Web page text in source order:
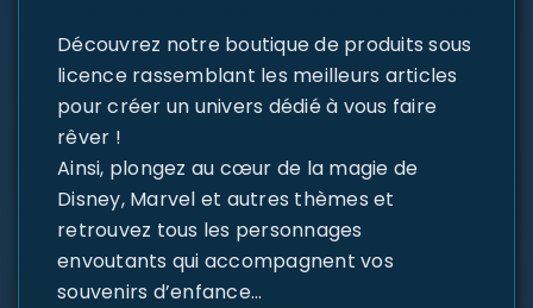
Découvrez notre boutique de produits sous
licence rassemblant les meilleurs articles
pour créer un univers dédié à vous faire
rêver !
Ainsi, plongez au cœur de la magie de
Disney, Marvel et autres thèmes et
retrouvez tous les personnages
envoutants qui accompagnent vos
souvenirs d’enfance…